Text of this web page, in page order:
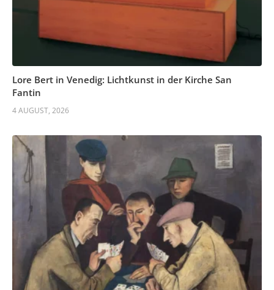
Lore Bert in Venedig: Lichtkunst in der Kirche San
Fantin
4 AUGUST, 2026